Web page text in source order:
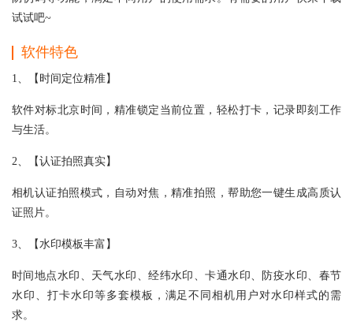
试试吧~
软件特色
1、【时间定位精准】
软件对标北京时间，精准锁定当前位置，轻松打卡，记录即刻工作
与生活。
2、【认证拍照真实】
相机认证拍照模式，自动对焦，精准拍照，帮助您一键生成高质认
证照片。
3、【水印模板丰富】
时间地点水印、天气水印、经纬水印、卡通水印、防疫水印、春节
水印、打卡水印等多套模板，满足不同相机用户对水印样式的需
求。